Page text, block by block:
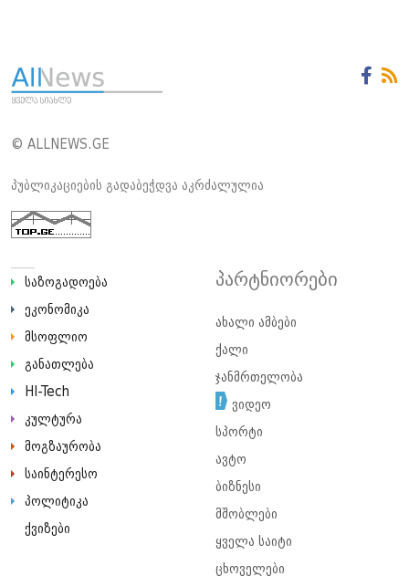
© ALLNEWS.GE
პუბლიკაციების გადაბეჭდვა აკრძალულია
საზოგადოება
ეკონომიკა
მსოფლიო
განათლება
HI-Tech
კულტურა
მოგზაურობა
საინტერესო
პოლიტიკა
ქვიზები
პარტნიორები
ახალი ამბები
ქალი
ჯანმრთელობა
ვიდეო
სპორტი
ავტო
ბიზნესი
მშობლები
ყველა საიტი
ცხოველები